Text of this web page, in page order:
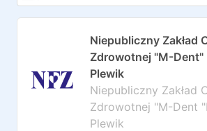
Niepubliczny Zakład
Zdrowotnej "M-Dent"
Plewik
Niepubliczny Zakład
Zdrowotnej "M-Dent
Plewik